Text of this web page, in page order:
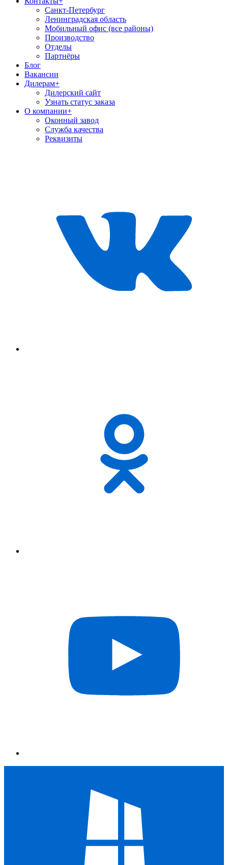
Санкт-Петербург
Ленинградская область
Мобильный офис (все районы)
Производство
Отделы
Партнёры
Блог
Вакансии
Дилерам+
Дилерский сайт
Узнать статус заказа
О компании+
Оконный завод
Служба качества
Реквизиты